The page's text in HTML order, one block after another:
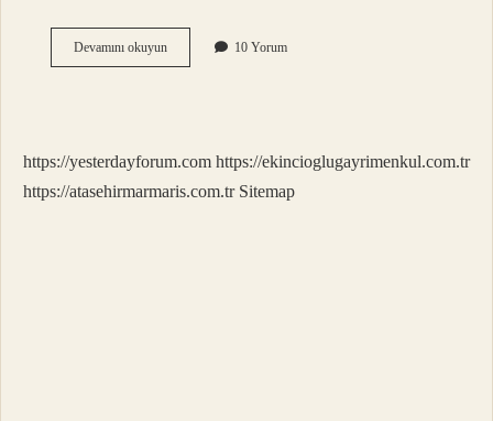
Devamını okuyunEv
Temizliğinde
10 Yorum
https://yesterdayforum.com https://ekincioglugayrimenkul.com.tr
https://atasehirmarmaris.com.tr Sitemap